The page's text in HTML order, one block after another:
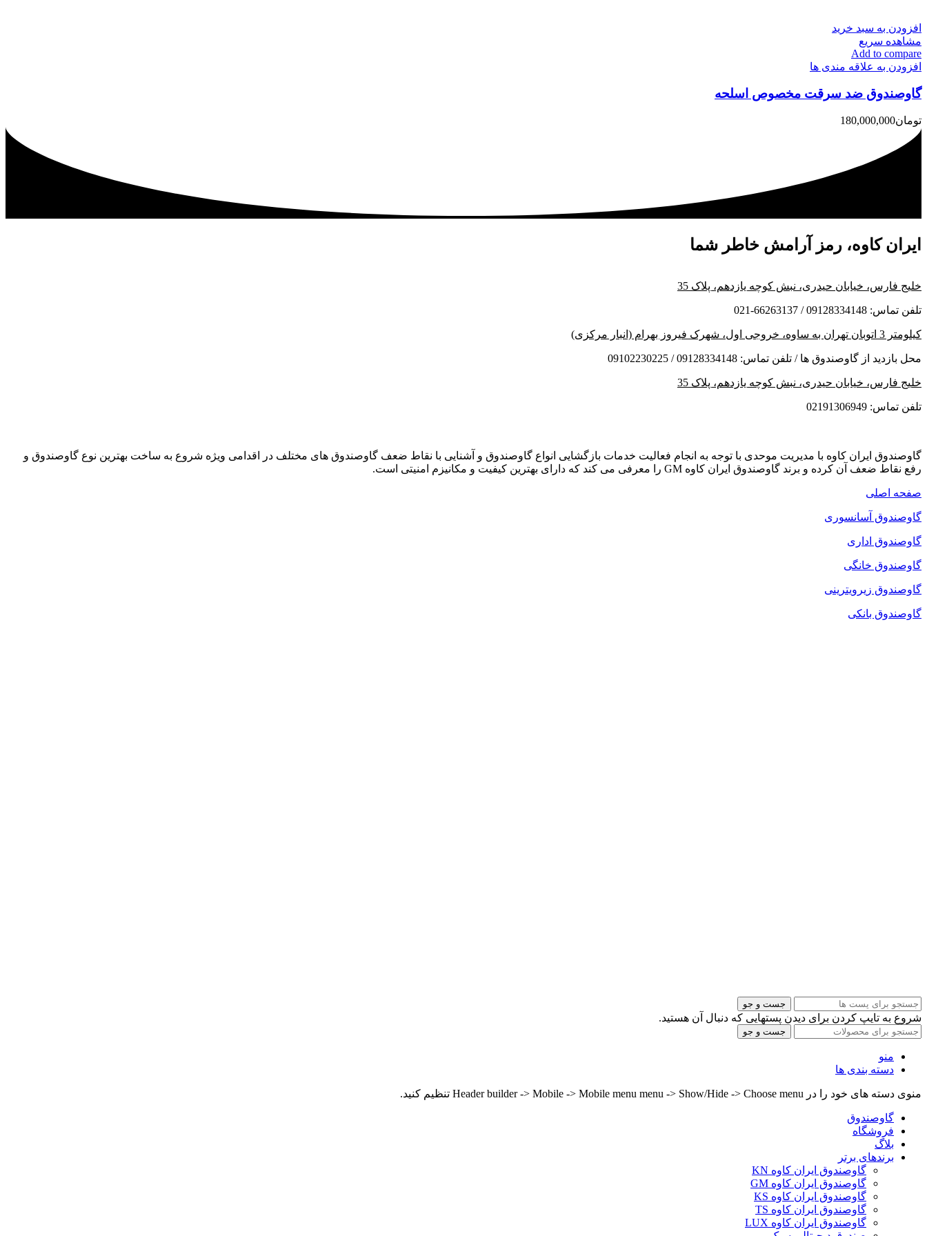
افزودن به سبد خرید
مشاهده سریع
Add to compare
افزودن به علاقه مندی ها
گاوصندوق ضد سرقت مخصوص اسلحه
تومان180,000,000
ایران کاوه، رمز آرامش خاطر شما
خلیج فارس، خیابان حیدری، نبش کوچه یازدهم، پلاک 35
تلفن تماس: 09128334148 / 66263137-021
کیلومتر 3 اتوبان تهران به ساوه، خروجی اول، شهرک فیروز بهرام (انبار مرکزی)
محل بازدید از گاوصندوق ها / تلفن تماس: 09128334148 / 09102230225
خلیج فارس، خیابان حیدری، نبش کوچه یازدهم، پلاک 35
تلفن تماس: 02191306949
گاوصندوق ایران کاوه با مدیریت موحدی با توجه به انجام فعالیت خدمات بازگشایی انواع گاوصندوق و آشنایی با نقاط ضعف گاوصندوق های مختلف در اقدامی ویژه شروع به ساخت بهترین نوع گاوصندوق و
رفع نقاط ضعف آن کرده و برند گاوصندوق ایران کاوه GM را معرفی می کند که دارای بهترین کیفیت و مکانیزم امنیتی است.
صفحه اصلی
گاوصندوق آسانسوری
گاوصندوق اداری
گاوصندوق خانگی
گاوصندوق زیرویترینی
گاوصندوق بانکی
جست و جو
شروع به تایپ کردن برای دیدن پستهایی که دنبال آن هستید.
جست و جو
منو
دسته بندی ها
منوی دسته های خود را در Header builder -> Mobile -> Mobile menu menu -> Show/Hide -> Choose menu تنظیم کنید.
گاوصندوق
فروشگاه
بلاگ
برندهای برتر
گاوصندوق ایران کاوه KN
گاوصندوق ایران کاوه GM
گاوصندوق ایران کاوه KS
گاوصندوق ایران کاوه TS
گاوصندوق ایران کاوه LUX